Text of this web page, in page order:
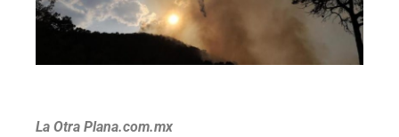
La Otra Plana.com.mx